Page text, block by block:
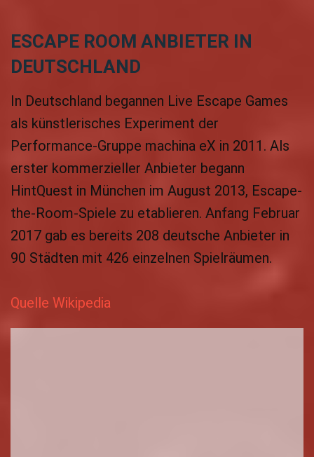
ESCAPE ROOM ANBIETER IN
DEUTSCHLAND
In Deutschland begannen Live Escape Games
als künstlerisches Experiment der
Performance-Gruppe machina eX in 2011. Als
erster kommerzieller Anbieter begann
HintQuest in München im August 2013, Escape-
the-Room-Spiele zu etablieren. Anfang Februar
2017 gab es bereits 208 deutsche Anbieter in
90 Städten mit 426 einzelnen Spielräumen.
Quelle Wikipedia